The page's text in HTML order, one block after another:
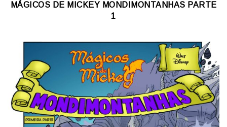
MÁGICOS DE MICKEY MONDIMONTANHAS PARTE
1